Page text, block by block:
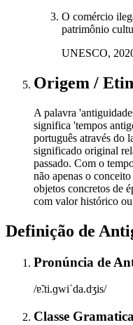
O comércio
patrimônio
UNESCO,
Origem /
A palavra
significa 'tempos
português através do
significado original
passado. Com o
não apenas o
objetos concretos de
com valor histórico
Definição de
Pronúncia de
/ɐ̃.ti.ɡwiˈda.dʒis/
Classe